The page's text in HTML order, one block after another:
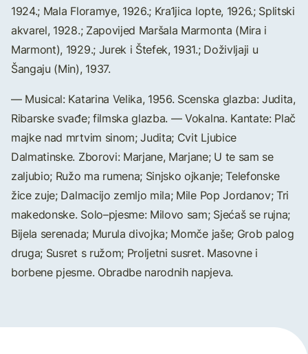
1924.; Mala Floramye, 1926.; Kra1jica lopte, 1926.; Splitski
akvarel, 1928.; Zapovijed Maršala Marmonta (Mira i
Marmont), 1929.; Jurek i Štefek, 1931.; Doživljaji u
Šangaju (Min), 1937.
— Musical: Katarina Velika, 1956. Scenska glazba: Judita,
Ribarske svađe; filmska glazba. — Vokalna. Kantate: Plač
majke nad mrtvim sinom; Judita; Cvit Ljubice
Dalmatinske. Zborovi: Marjane, Marjane; U te sam se
zaljubio; Ružo ma rumena; Sinjsko ojkanje; Telefonske
žice zuje; Dalmacijo zemljo mila; Mile Pop Jordanov; Tri
makedonske. Solo–pjesme: Milovo sam; Sjećaš se rujna;
Bijela serenada; Murula divojka; Momče jaše; Grob palog
druga; Susret s ružom; Proljetni susret. Masovne i
borbene pjesme. Obradbe narodnih napjeva.